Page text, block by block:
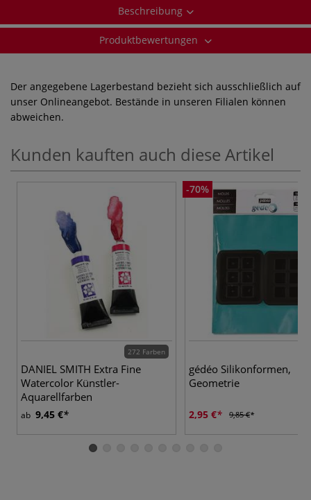
Beschreibung
Produktbewertungen
Der angegebene Lagerbestand bezieht sich ausschließlich auf
unser Onlineangebot. Bestände in unseren Filialen können
abweichen.
Kunden kauften auch diese Artikel
272 Farben
DANIEL SMITH Extra Fine
Watercolor Künstler-
Aquarellfarben
ab 9,45 €
-70%
gédéo Silikonformen,
Geometrie
2,95 € 9,85 €